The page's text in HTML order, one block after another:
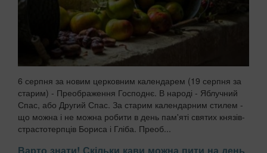
6 серпня за новим церковним календарем (19 серпня за
старим) - Преображення Господнє. В народі - Яблучний
Спас, або Другий Спас. За старим календарним стилем -
що можна і не можна робити в день пам'яті святих князів-
страстотерпців Бориса і Гліба. Преоб...